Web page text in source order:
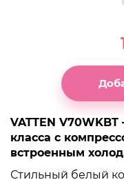
VATTEN
класса с
встроенным
Стильный белый